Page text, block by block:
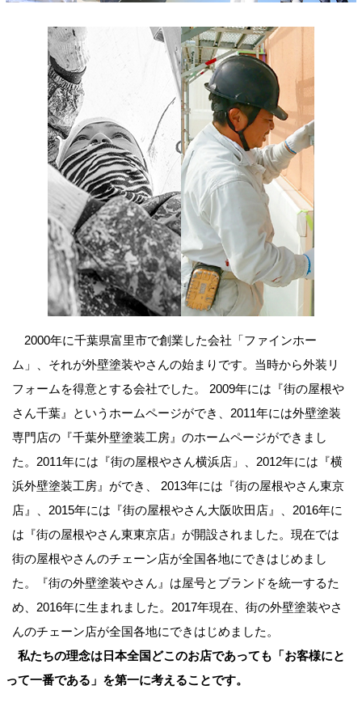
2000年に千葉県富里市で創業した会社「ファインホー
ム」、それが外壁塗装やさんの始まりです。当時から外装リ
フォームを得意とする会社でした。 2009年には『街の屋根や
さん千葉』というホームページができ、2011年には外壁塗装
専門店の『千葉外壁塗装工房』のホームページができまし
た。2011年には『街の屋根やさん横浜店」、2012年には『横
浜外壁塗装工房』ができ、 2013年には『街の屋根やさん東京
店』、2015年には『街の屋根やさん大阪吹田店』、2016年に
は『街の屋根やさん東東京店』が開設されました。現在では
街の屋根やさんのチェーン店が全国各地にできはじめまし
た。『街の外壁塗装やさん』は屋号とブランドを統一するた
め、2016年に生まれました。2017年現在、街の外壁塗装やさ
んのチェーン店が全国各地にできはじめました。
私たちの理念は日本全国どこのお店であっても「お客様にと
って一番である」を第一に考えることです。